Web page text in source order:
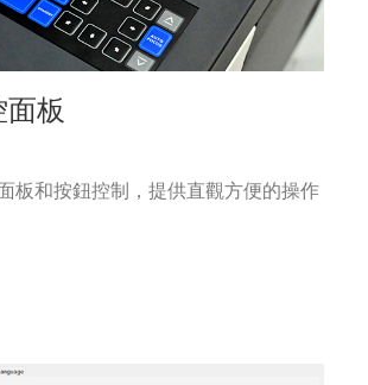
板
板和按鈕控制，提供直觀方便的操作